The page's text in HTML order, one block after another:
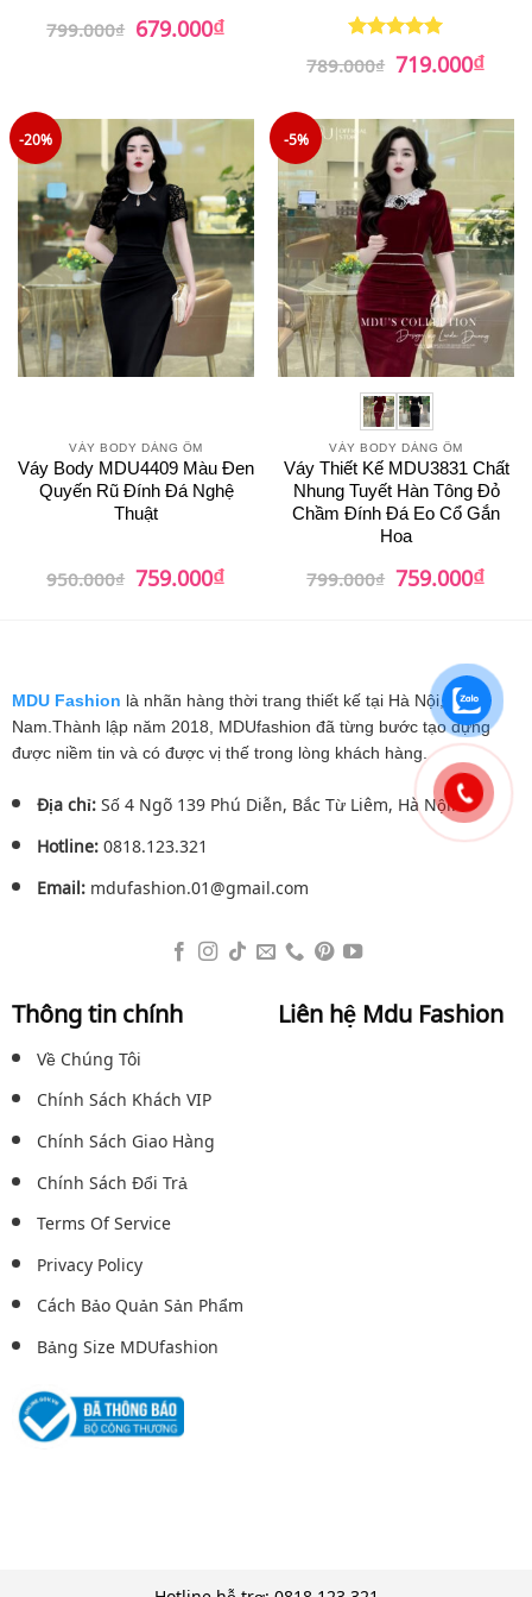
799.000₫ Giá
gốc
679.000₫Giá
hiện
Được xếp
hạng
55
789.000₫ Giá
gốc
719.000₫Giá
hiện
-20%
VÁY BODY DÁNG ÔM
Váy Body MDU4409 Màu Đen
Quyến Rũ Đính Đá Nghệ
Thuật
950.000₫ Giá
gốc
759.000₫Giá
hiện
-5%
VÁY BODY DÁNG ÔM
Váy Thiết Kế MDU3831 Chất
Nhung Tuyết Hàn Tông Đỏ
Chầm Đính Đá Eo Cổ Gắn
Hoa
799.000₫ Giá
gốc
759.000₫Giá
hiện
MDU Fashion là nhãn hàng thời trang thiết kế tại Hà Nội, Việt
Nam.Thành lập năm 2018, MDUfashion đã từng bước tạo dựng
được niềm tin và có được vị thế trong lòng khách hàng.
Địa chỉ:Số 4 Ngõ 139 Phú Diễn, Bắc Từ Liêm, Hà Nội.
Hotline:0818.123.321
Email:mdufashion.01@gmail.com
Thông tin chính
Về Chúng Tôi
Chính Sách Khách VIP
Chính Sách Giao Hàng
Chính Sách Đổi Trả
Terms Of Service
Privacy Policy
Cách Bảo Quản Sản Phẩm
Bảng Size MDUfashion
Liên hệ Mdu Fashion